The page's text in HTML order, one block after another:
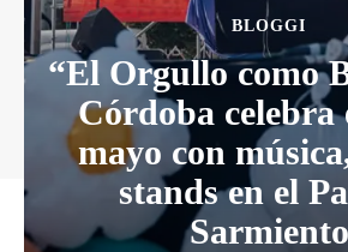
BLOGGI
“El Orgullo como
Córdoba celebra
mayo con
stands en el
Sarmiento